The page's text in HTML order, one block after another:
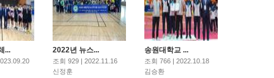
... 2022년 뉴스...
조회 929 | 2022.11.16
신정훈
송원대학교 ...
조회 766 | 2022.10.18
김승환